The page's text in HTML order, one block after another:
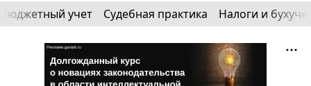
Бюджетный учет Судебная практика Налоги и